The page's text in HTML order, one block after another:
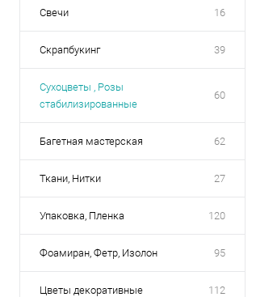
Свечи 16
Скрапбукинг 39
Сухоцветы , Розы
стабилизированные
60
Багетная мастерская 62
Ткани, Нитки 27
Упаковка, Пленка 120
Фоамиран, Фетр, Изолон 95
Цветы декоративные 112